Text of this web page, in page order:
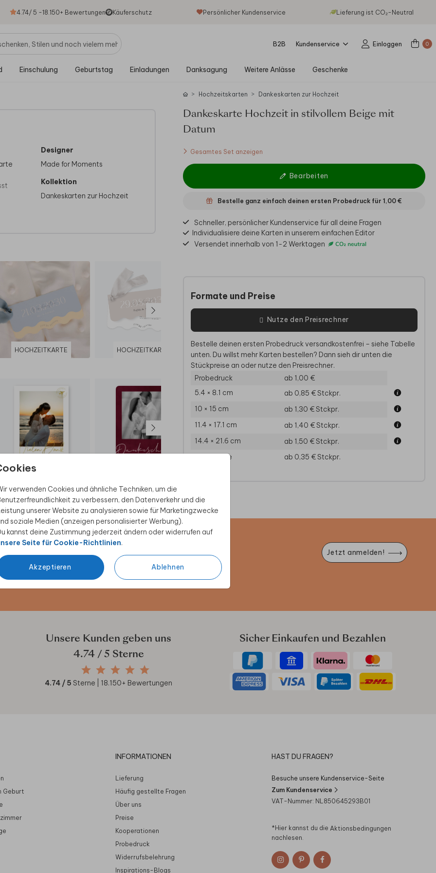
4.74/ 5 -18.150+ Bewertungen Käuferschutz Persönlicher Kundenservice Lieferung ist CO₂-Neutral
B2B Kundenservice Einloggen 0
Einschulung Geburtstag Einladungen Danksagung Weitere Anlässe Geschenke
verwenden Cookies und ähnliche Techniken, um die
zu verbessern, den Datenverkehr und die
unserer Website zu analysieren sowie für Marketingzwecke
soziale Medien (anzeigen personalisierter Werbung).
kannst deine Zustimmung jederzeit ändern oder widerrufen auf
Seite für Cookie-Richtlinien.
Akzeptieren Ablehnen
Designer
Made for Moments
Kollektion
Dankeskarten zur Hochzeit
HOCHZEITKARTE HOCHZEITKARTE
DANKESKARTE
Hochzeitskarten Dankeskarten zur Hochzeit
Dankeskarte Hochzeit in stilvollem Beige mit
Datum
Gesamtes Set anzeigen
Bearbeiten
Bestelle ganz einfach deinen ersten Probedruck für1,00 €
Schneller, persönlicher Kundenservice für all deine Fragen
Individualisiere deine Karten in unserem einfachen Editor
Versendet innerhalb von 1-2 Werktagen
Formate und Preise
Nutze den Preisrechner
Bestelle deinen ersten Probedruck versandkostenfrei – siehe Tabelle
unten. Du willst mehr Karten bestellen? Dann sieh dir unten die
Stückpreise an oder nutze den Preisrechner.
Probedruck
ab 1,00 €
5.4 × 8.1 cm
ab 0,85 €Stckpr.
10 × 15 cm
ab 1,30 €Stckpr.
11.4 × 17.1 cm
ab 1,40 €Stckpr.
14.4 × 21.6 cm
ab 1,50 €Stckpr.
Umschläge
ab 0,35 €Stckpr.
Rabatt sichern
Angebote, kreative
Als Dankeschön
Jetzt anmelden!
Unsere Kunden geben uns
4.74/ 5 Sterne
4.74 / 5 Sterne | 18.150+ Bewertungen
Sicher Einkaufen und Bezahlen
Geburt
INFORMATIONEN
Lieferung
Häufig gestellte Fragen
Über uns
Preise
Kooperationen
Probedruck
Widerrufsbelehrung
Inspirations-Blogs
HAST DU FRAGEN?
Besuche unsere Kundenservice-Seite
Zum Kundenservice
VAT-Nummer: NL850645293B01
*Hier kannst du die Aktionsbedingungen
nachlesen.